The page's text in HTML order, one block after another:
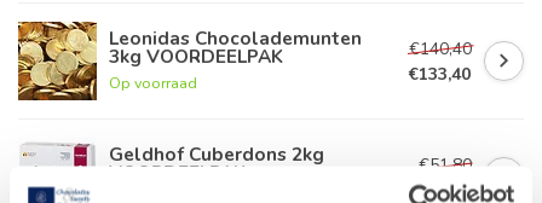
Leonidas Chocolademunten
3kg VOORDEELPAK
Op voorraad
€140,40
€133,40
Geldhof Cuberdons 2kg
VOORDEELPAK
€51,80
€46,60